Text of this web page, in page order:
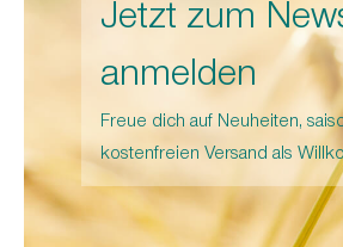
Jetzt zum
anmelden
Freue dich auf Neuheiten,
kostenfreien Versand als